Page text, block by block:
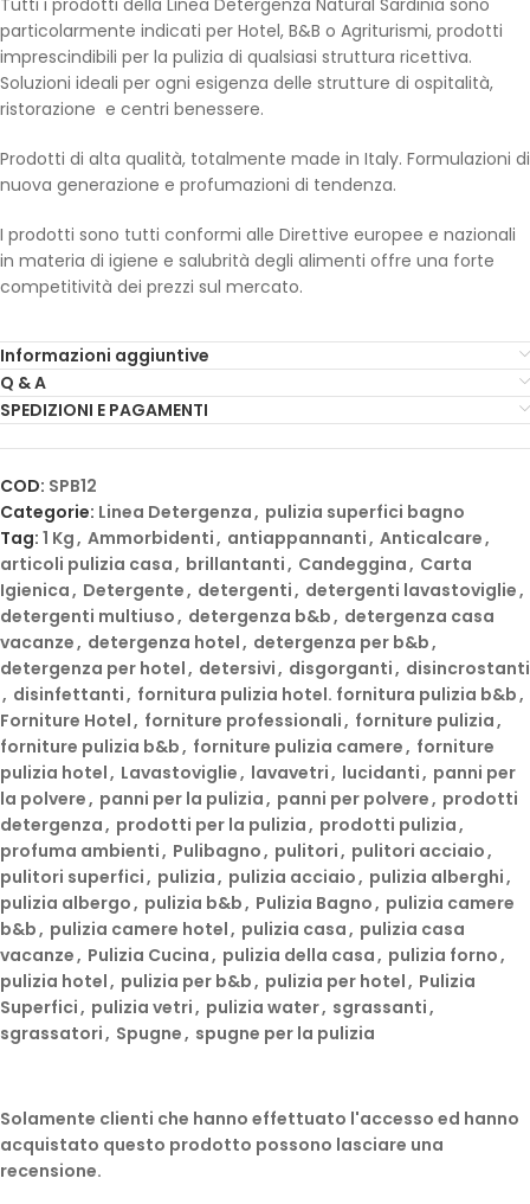
particolarmente indicati per Hotel, B&B o Agriturismi, prodotti
imprescindibili per la pulizia di qualsiasi struttura ricettiva.
Soluzioni ideali per ogni esigenza delle strutture di ospitalità,
ristorazione e centri benessere.
Prodotti di alta qualità, totalmente made in Italy. Formulazioni di
nuova generazione e profumazioni di tendenza.
I prodotti sono tutti conformi alle Direttive europee e nazionali
in materia di igiene e salubrità degli alimenti offre una forte
competitività dei prezzi sul mercato.
Informazioni aggiuntive
Q & A
SPEDIZIONI E PAGAMENTI
COD: SPB12
Categorie: Linea Detergenza, pulizia superfici bagno
Tag: 1 Kg, Ammorbidenti, antiappannanti, Anticalcare,
articoli pulizia casa, brillantanti, Candeggina, Carta
Igienica, Detergente, detergenti, detergenti lavastoviglie,
detergenti multiuso, detergenza b&b, detergenza casa
vacanze, detergenza hotel, detergenza per b&b,
detergenza per hotel, detersivi, disgorganti, disincrostanti
, disinfettanti, fornitura pulizia hotel. fornitura pulizia b&b,
Forniture Hotel, forniture professionali, forniture pulizia,
forniture pulizia b&b, forniture pulizia camere, forniture
pulizia hotel, Lavastoviglie, lavavetri, lucidanti, panni per
la polvere, panni per la pulizia, panni per polvere, prodotti
detergenza, prodotti per la pulizia, prodotti pulizia,
profuma ambienti, Pulibagno, pulitori, pulitori acciaio,
pulitori superfici, pulizia, pulizia acciaio, pulizia alberghi,
pulizia albergo, pulizia b&b, Pulizia Bagno, pulizia camere
b&b, pulizia camere hotel, pulizia casa, pulizia casa
vacanze, Pulizia Cucina, pulizia della casa, pulizia forno,
pulizia hotel, pulizia per b&b, pulizia per hotel, Pulizia
Superfici, pulizia vetri, pulizia water, sgrassanti,
sgrassatori, Spugne, spugne per la pulizia
Solamente clienti che hanno effettuato l'accesso ed hanno
acquistato questo prodotto possono lasciare una
recensione.